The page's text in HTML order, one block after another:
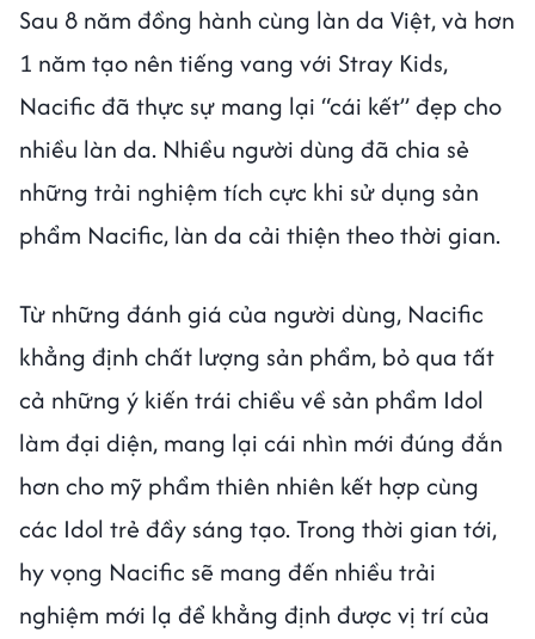
Sau 8 năm đồng hành cùng làn da Việt, và hơn
1 năm tạo nên tiếng vang với Stray Kids,
Nacific đã thực sự mang lại “cái kết” đẹp cho
nhiều làn da. Nhiều người dùng đã chia sẻ
những trải nghiệm tích cực khi sử dụng sản
phẩm Nacific, làn da cải thiện theo thời gian.
Từ những đánh giá của người dùng, Nacific
khẳng định chất lượng sản phẩm, bỏ qua tất
cả những ý kiến trái chiều về sản phẩm Idol
làm đại diện, mang lại cái nhìn mới đúng đắn
hơn cho mỹ phẩm thiên nhiên kết hợp cùng
các Idol trẻ đầy sáng tạo. Trong thời gian tới,
hy vọng Nacific sẽ mang đến nhiều trải
nghiệm mới lạ để khẳng định được vị trí của